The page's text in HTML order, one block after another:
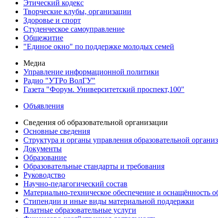
Этический кодекс
Творческие клубы, организации
Здоровье и спорт
Студенческое самоуправление
Общежитие
"Единое окно" по поддержке молодых семей
Медиа
Управление информационной политики
Радио "УТРо ВолГУ"
Газета "Форум. Университетский проспект,100"
Объявления
Сведения об образовательной организации
Основные сведения
Структура и органы управления образовательной
Документы
Образование
Образовательные стандарты и требования
Руководство
Научно-педагогический состав
Материально-техническое обеспечение и оснащённость
Стипендии и иные виды материальной поддержки
Платные образовательные услуги